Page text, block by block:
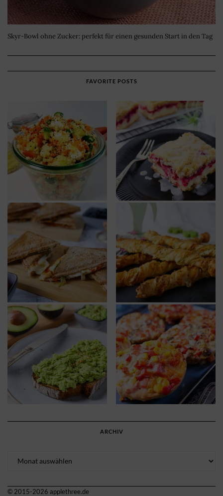
Skyr-Bowl ohne Zucker: perfekt für einen gesunden Start in den Tag
FAVORITE POSTS
ARCHIV
© 2015-2026 applethree.de